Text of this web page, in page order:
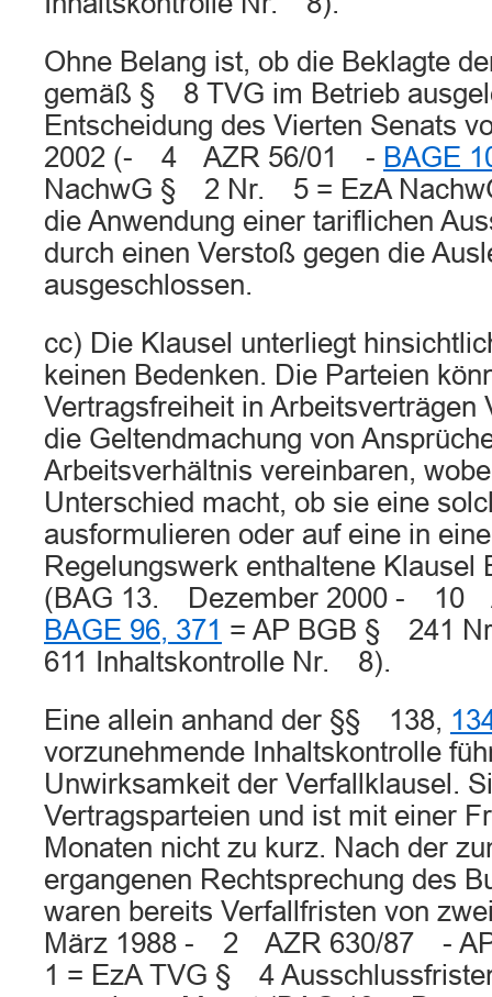
Ohne Belang ist, ob die Beklagte
gemäß § 8 TVG im Betrieb
Entscheidung des Vierten Senats
2002 (- 4 AZR 56/01 - BAGE
NachwG § 2 Nr. 5 = EzA
die Anwendung einer tariflichen
durch einen Verstoß gegen die
ausgeschlossen.
cc) Die Klausel unterliegt
keinen Bedenken. Die Parteien
Vertragsfreiheit in Arbeitsverträgen
die Geltendmachung von
Arbeitsverhältnis vereinbaren,
Unterschied macht, ob sie eine
ausformulieren oder auf eine in
Regelungswerk enthaltene Klausel
(BAG 13. Dezember 2000 - 10
BAGE 96, 371 = AP BGB § 241
611 Inhaltskontrolle Nr. 8).
Eine allein anhand der §§ 138,
vorzunehmende Inhaltskontrolle
Unwirksamkeit der Verfallklausel.
Vertragsparteien und ist mit einer
Monaten nicht zu kurz. Nach der
ergangenen Rechtsprechung des
waren bereits Verfallfristen von
März 1988 - 2 AZR 630/87 -
1 = EzA TVG § 4